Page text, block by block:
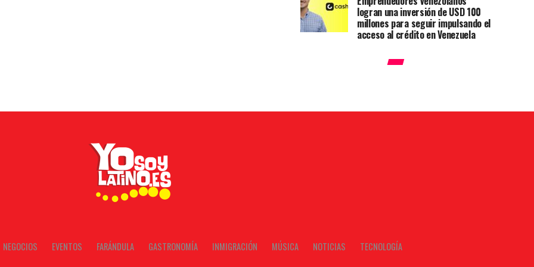
logran una inversión de USD 100
millones para seguir impulsando el
acceso al crédito en Venezuela
NEGOCIOS EVENTOS FARÁNDULA GASTRONOMÍA INMIGRACIÓN MÚSICA NOTICIAS TECNOLOGÍA